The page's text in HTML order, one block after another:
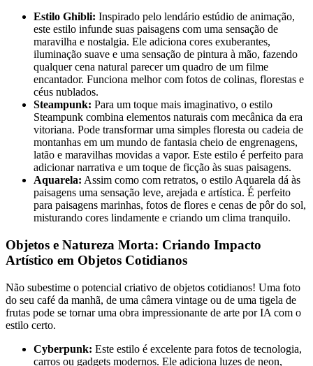
Estilo Ghibli: Inspirado pelo lendário estúdio de animação,
este estilo infunde suas paisagens com uma sensação de
maravilha e nostalgia. Ele adiciona cores exuberantes,
iluminação suave e uma sensação de pintura à mão, fazendo
qualquer cena natural parecer um quadro de um filme
encantador. Funciona melhor com fotos de colinas, florestas e
céus nublados.
Steampunk: Para um toque mais imaginativo, o estilo
Steampunk combina elementos naturais com mecânica da era
vitoriana. Pode transformar uma simples floresta ou cadeia de
montanhas em um mundo de fantasia cheio de engrenagens,
latão e maravilhas movidas a vapor. Este estilo é perfeito para
adicionar narrativa e um toque de ficção às suas paisagens.
Aquarela: Assim como com retratos, o estilo Aquarela dá às
paisagens uma sensação leve, arejada e artística. É perfeito
para paisagens marinhas, fotos de flores e cenas de pôr do sol,
misturando cores lindamente e criando um clima tranquilo.
Objetos e Natureza Morta: Criando Impacto
Artístico em Objetos Cotidianos
Não subestime o potencial criativo de objetos cotidianos! Uma foto
do seu café da manhã, de uma câmera vintage ou de uma tigela de
frutas pode se tornar uma obra impressionante de arte por IA com o
estilo certo.
Cyberpunk: Este estilo é excelente para fotos de tecnologia,
carros ou gadgets modernos. Ele adiciona luzes de neon,